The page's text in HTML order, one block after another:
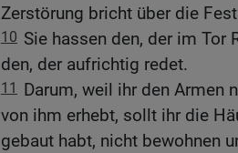
Zerstörung bricht über die
10 Sie hassen den, der im Tor
den, der aufrichtig redet.
11
Darum, weil ihr den Armen
von ihm erhebt, sollt ihr die
gebaut habt, nicht bewohnen